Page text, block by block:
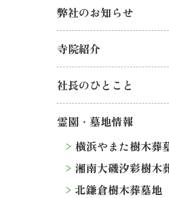
弊社のお知らせ
寺院紹介
社長のひとこと
霊園・墓地情報
横浜やまた樹木葬
湘南大磯汐彩樹木
北鎌倉樹木葬墓地